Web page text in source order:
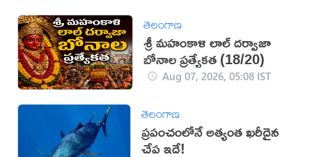
తెలంగాణ
శ్రీ మహంకాళి లాల్ దర్వాజా
బోనాల ప్రత్యేకత (18/20)
Aug 07, 2026, 05:08 IST
తెలంగాణ
ప్రపంచంలోనే అత్యంత ఖరీదైన
చేప ఇదే!